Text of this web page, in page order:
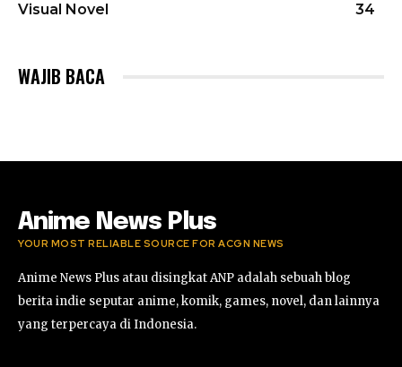
Visual Novel
34
WAJIB BACA
Anime News Plus
YOUR MOST RELIABLE SOURCE FOR ACGN NEWS
Anime News Plus atau disingkat ANP adalah sebuah blog
berita indie seputar anime, komik, games, novel, dan lainnya
yang terpercaya di Indonesia.